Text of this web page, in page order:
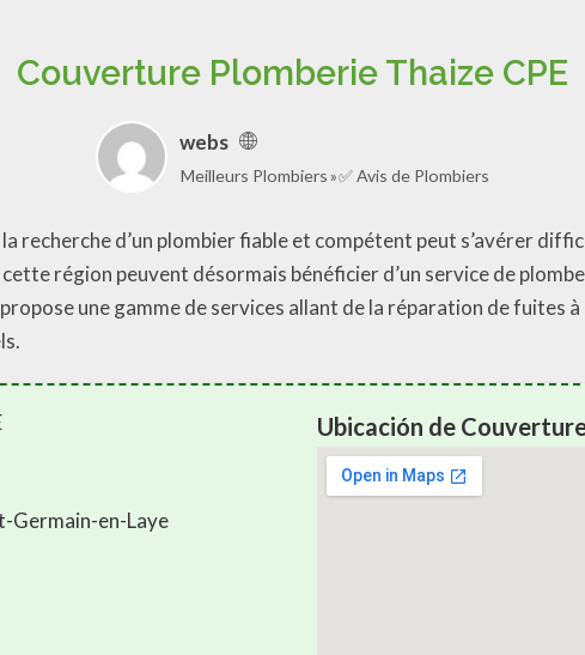
Couverture Plomberie Thaize CPE
webs
Meilleurs Plombiers ✅ Avis de Plombiers
recherche d’un plombier fiable et compétent peut s’avérer
région peuvent désormais bénéficier d’un service de
une gamme de services allant de la réparation de fuites
Germain-en-Laye
Ubicación de